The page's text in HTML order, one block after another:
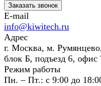
Заказать звонок
E-mail
info@kiwitech.ru
Адрес
г. Москва, м.
блок Б, подъезд 6, офис
Режим работы
Пн. – Пт.: с 9:00 до